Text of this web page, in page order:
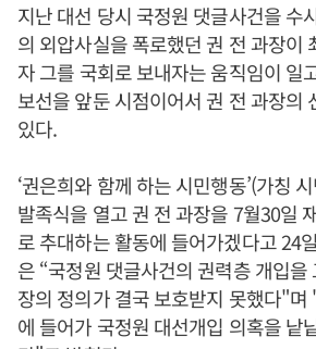
지난 대선 당시 국정원 댓글사건을 수
의 외압사실을 폭로했던 권 전 과장이
자 그를 국회로 보내자는 움직임이 일
보선을 앞둔 시점이어서 권 전 과장의
있다.
‘권은희와 함께 하는 시민행동’(가칭
발족식을 열고 권 전 과장을 7월30일
로 추대하는 활동에 들어가겠다고 24
은 “국정원 댓글사건의 권력층 개입을
장의 정의가 결국 보호받지 못했다"며
에 들어가 국정원 대선개입 의혹을 낱